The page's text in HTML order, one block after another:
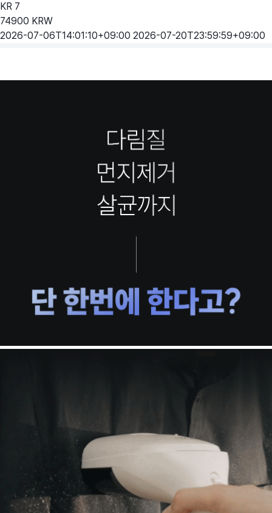
KR 7
74900 KRW
2026-07-06T14:01:10+09:00 2026-07-20T23:59:59+09:00